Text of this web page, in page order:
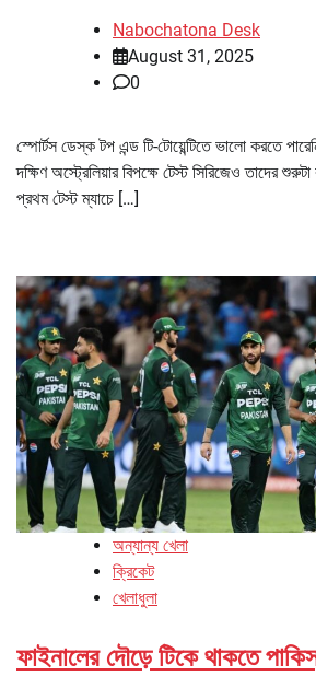
Nabochatona Desk
August 31, 2025
0
স্পোর্টস ডেস্ক টপ এন্ড টি-টোয়েন্টিতে ভালো করতে
দক্ষিণ অস্ট্রেলিয়ার বিপক্ষে টেস্ট সিরিজেও তাদের
প্রথম টেস্ট ম্যাচে […]
অন্যান্য খেলা
ক্রিকেট
খেলাধুলা
ফাইনালের দৌড়ে টিকে থাকতে